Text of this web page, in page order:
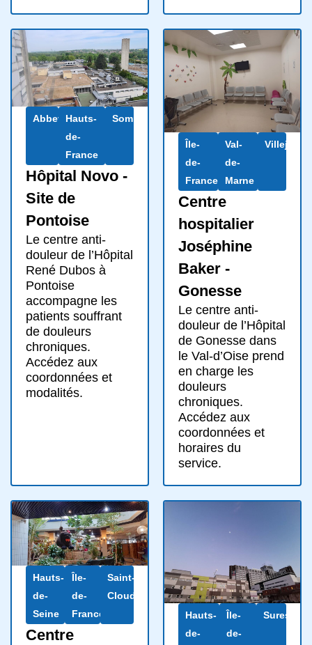
AbbevilleHauts-
de-
France
Somme
Hôpital Novo -
Site de
Pontoise
Le centre anti-
douleur de l’Hôpital
René Dubos à
Pontoise
accompagne les
patients souffrant
de douleurs
chroniques.
Accédez aux
coordonnées et
modalités.
Île-
de-
France
Val-
de-
Marne
Villejuif
Centre
hospitalier
Joséphine
Baker -
Gonesse
Le centre anti-
douleur de l’Hôpital
de Gonesse dans
le Val-d’Oise prend
en charge les
douleurs
chroniques.
Accédez aux
coordonnées et
horaires du
service.
Hauts-
de-
Seine
Île-
de-
France
Saint-
Cloud
Centre
Hauts-
de-
Île-
de-
Suresnes